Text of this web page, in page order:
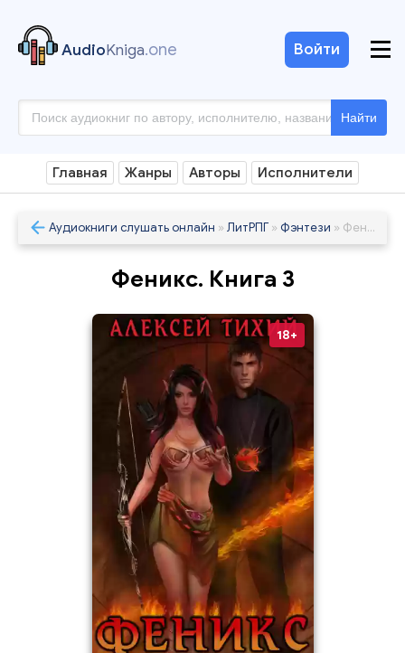
AudioKniga.one
Найти
Войти
Главная Жанры Авторы Исполнители
Аудиокниги слушать онлайн » ЛитРПГ » Фэнтези » Феникс. Книга 3
Феникс. Книга 3
18+